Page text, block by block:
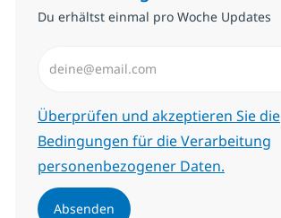
Du erhältst einmal pro Woche Updates
Erforderlich
Überprüfen und akzeptieren Sie die
Bedingungen für die Verarbeitung
personenbezogener Daten.
Absenden